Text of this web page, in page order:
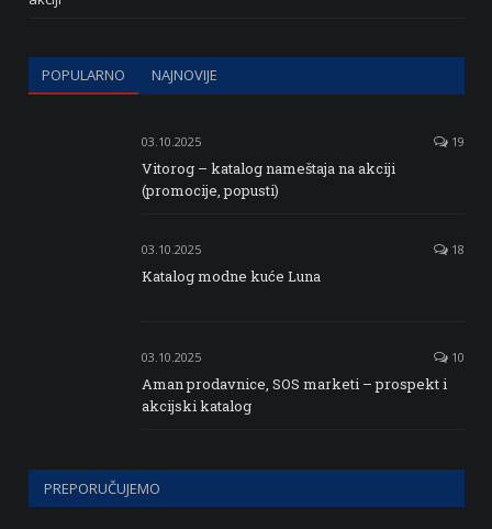
POPULARNO NAJNOVIJE
03.10.2025 19
Vitorog – katalog nameštaja na akciji
(promocije, popusti)
03.10.2025 18
Katalog modne kuće Luna
03.10.2025 10
Aman prodavnice, SOS marketi – prospekt i
akcijski katalog
PREPORUČUJEMO